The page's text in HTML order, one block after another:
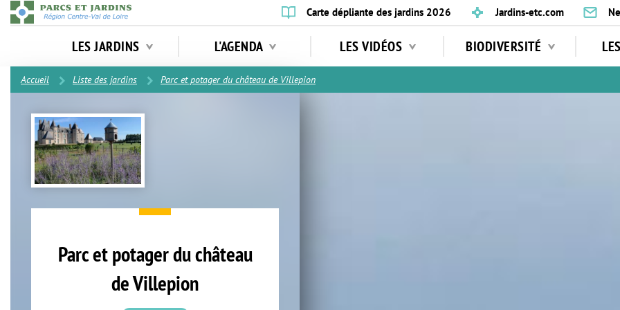
Aller
au
Carte dépliante des jardins 2026 Jardins-etc.com
principale
LES JARDINS L'AGENDA LES VIDÉOS BIODIVERSITÉ
Contenu
Accueil Liste des jardins Parc et potager du château de Villepion
Parc et potager du château
de Villepion